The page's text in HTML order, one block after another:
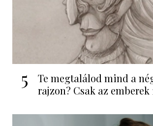
5
Te megtalálod mind a
rajzon? Csak az emberek